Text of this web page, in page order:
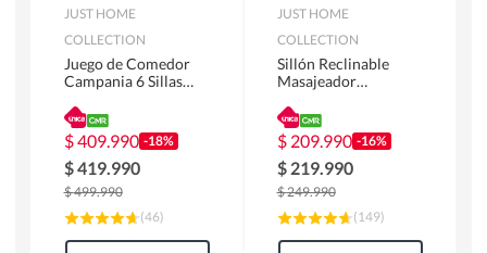
JUST HOME
COLLECTION
Juego de Comedor
Campania 6 Sillas
180 x 90 x 76 cm
Café
$409.990 -18%
$419.990
$499.990
(46)
JUST HOME
COLLECTION
Sillón Reclinable
Masajeador
Atlanta 91x101x94
cm Negro
$ 209.990 -16%
$ 219.990
$249.990
(149)